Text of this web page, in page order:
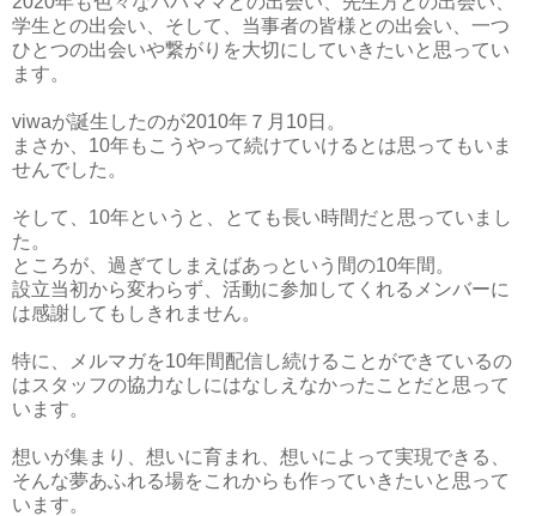
学生との出会い、そして、当事者の皆様との出会い、一つ
ひとつの出会いや繋がりを大切にしていきたいと思ってい
ます。
viwaが誕生したのが2010年７月10日。
まさか、10年もこうやって続けていけるとは思ってもいま
せんでした。
そして、10年というと、とても長い時間だと思っていまし
た。
ところが、過ぎてしまえばあっという間の10年間。
設立当初から変わらず、活動に参加してくれるメンバーに
は感謝してもしきれません。
特に、メルマガを10年間配信し続けることができているの
はスタッフの協力なしにはなしえなかったことだと思って
います。
想いが集まり、想いに育まれ、想いによって実現できる、
そんな夢あふれる場をこれからも作っていきたいと思って
います。